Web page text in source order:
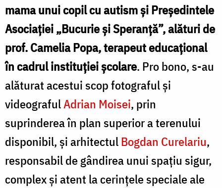
mama unui copil cu autism și Președintele
Asociației „Bucurie și Speranță”, alături de
prof. Camelia Popa, terapeut educațional
în cadrul instituției școlare. Pro bono, s-au
alăturat acestui scop fotograful și
videografulAdrian Moisei, prin
suprinderea în plan superior a terenului
disponibil, și arhitectulBogdan Curelariu,
responsabil de gândirea unui spațiu sigur,
complex și atent la cerințele speciale ale